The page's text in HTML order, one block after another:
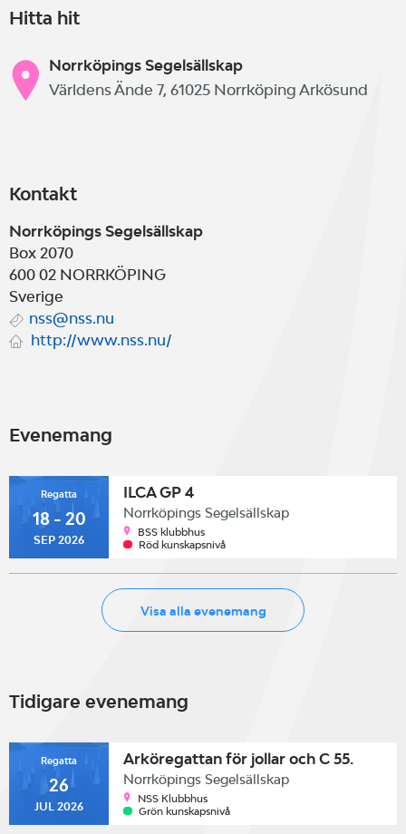
Hitta hit
Norrköpings Segelsällskap
Världens Ände 7, 61025 Norrköping Arkösund
Kontakt
Norrköpings Segelsällskap
Box 2070
600 02 NORRKÖPING
Sverige
nss@nss.nu
http://www.nss.nu/
Evenemang
Regatta
18 - 20
SEP 2026
ILCA GP 4
Norrköpings Segelsällskap
BSS klubbhus
Röd kunskapsnivå
Visa alla evenemang
Tidigare evenemang
Regatta
26
JUL 2026
Arköregattan för jollar och C 55.
Norrköpings Segelsällskap
NSS Klubbhus
Grön kunskapsnivå